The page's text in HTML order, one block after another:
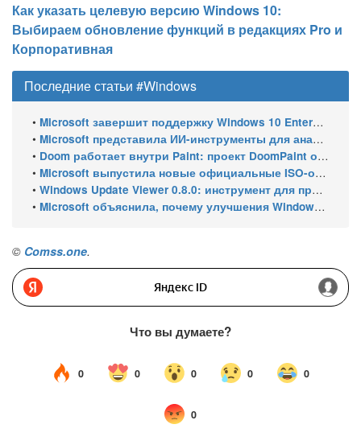
Как указать целевую версию Windows 10:
Выбираем обновление функций в редакциях Pro и
Корпоративная
Последние статьи #Windows
• Microsoft завершит поддержку Windows 10 Enterprise LTSC 2021 в январе 2027 года. ESU продлят обновления до января 2030 года
• Microsoft представила ИИ-инструменты для анализа производительности Windows: ETW MCP и WPA MCP
• Doom работает внутри Paint: проект DoomPaint от технического директора Microsoft Azure
• Microsoft выпустила новые официальные ISO-образы Windows 11 для инсайдеров
• Windows Update Viewer 0.8.0: инструмент для просмотра истории обновлений Windows 11 и Windows 10 получил улучшения
• Microsoft объяснила, почему улучшения Windows 11 выходят так медленно
© Comss.one.